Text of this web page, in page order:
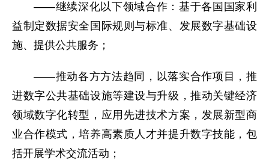
——继续深化以下领域合作：基于各国国家利
益制定数据安全国际规则与标准、发展数字基础设
施、提供公共服务；
——推动各方方法趋同，以落实合作项目，推
进数字公共基础设施等建设与升级，推动关键经济
领域数字化转型，应用先进技术方案，发展新型商
业合作模式，培养高素质人才并提升数字技能，包
括开展学术交流活动；